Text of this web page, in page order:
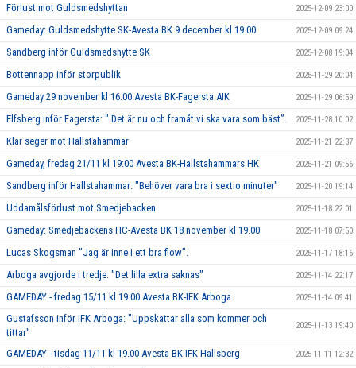
Förlust mot Guldsmedshyttan 2025-12-09 23:00
Gameday: Guldsmedshytte SK-Avesta BK 9 december kl 19.00 2025-12-09 09:24
Sandberg inför Guldsmedshytte SK 2025-12-08 19:04
Bottennapp inför storpublik 2025-11-29 20:04
Gameday 29 november kl 16.00 Avesta BK-Fagersta AIK 2025-11-29 06:59
Elfsberg inför Fagersta: " Det är nu och framåt vi ska vara som bäst”. 2025-11-28 10:02
Klar seger mot Hallstahammar 2025-11-21 22:37
Gameday, fredag 21/11 kl 19:00 Avesta BK-Hallstahammars HK 2025-11-21 09:56
Sandberg inför Hallstahammar: "Behöver vara bra i sextio minuter" 2025-11-20 19:14
Uddamålsförlust mot Smedjebacken 2025-11-18 22:01
Gameday: Smedjebackens HC-Avesta BK 18 november kl 19.00 2025-11-18 07:50
Lucas Skogsman ”Jag är inne i ett bra flow”. 2025-11-17 18:16
Arboga avgjorde i tredje: "Det lilla extra saknas" 2025-11-14 22:17
GAMEDAY - fredag 15/11 kl 19.00 Avesta BK-IFK Arboga 2025-11-14 09:41
Gustafsson inför IFK Arboga: "Uppskattar alla som kommer och
tittar"
2025-11-13 19:40
GAMEDAY - tisdag 11/11 kl 19.00 Avesta BK-IFK Hallsberg 2025-11-11 12:32